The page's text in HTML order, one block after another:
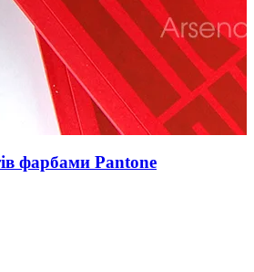
фарбами Pantone